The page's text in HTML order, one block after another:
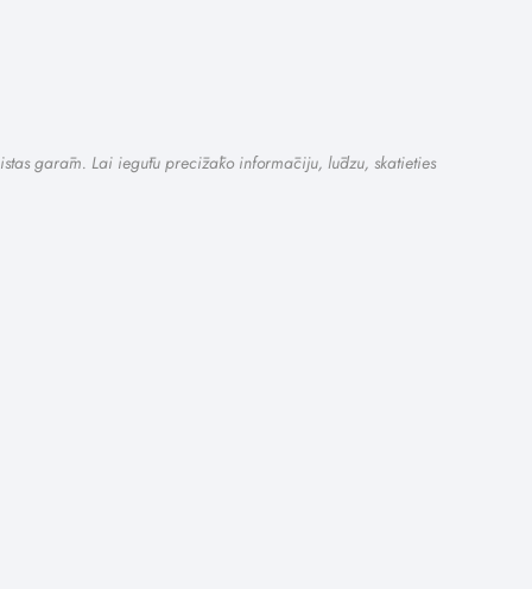
garām. Lai iegūtu precīzāko informāciju, lūdzu, skatieties